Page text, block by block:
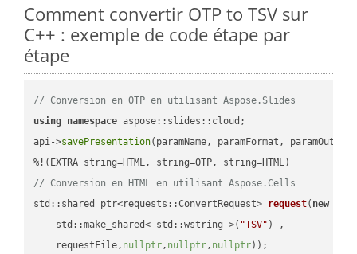
Comment convertir OTP to TSV sur
C++ : exemple de code étape par
étape
// Conversion en OTP en utilisant Aspose.Slides
using namespace aspose::slides::cloud;
api->savePresentation(paramName, paramFormat,
// Conversion en HTML en utilisant Aspose.Cells
std::shared_ptr<requests::ConvertRequest> request( new
    std::make_shared< std::wstring >(
"TSV" ) ,
    requestFile,
nullptr, nullptr, nullptr))